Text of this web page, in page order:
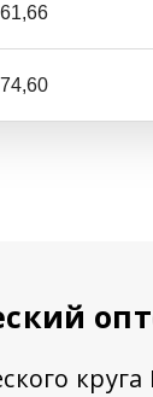
61,66
74,60